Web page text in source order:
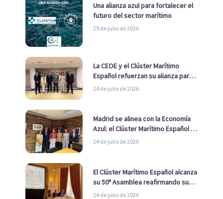
Una alianza azul para fortalecer el
futuro del sector marítimo
29 de julio de 2026
La CEOE y el Clúster Marítimo
Español refuerzan su alianza para
impulsar una estrategia Nacional
24 de julio de 2026
Madrid se alinea con la Economía
Azul: el Clúster Marítimo Español y
la Real Liga Naval avanzan alianzas
24 de julio de 2026
El Clúster Marítimo Español alcanza
su 50ª Asamblea reafirmando su
liderazgo en la Economía Azul
24 de julio de 2026